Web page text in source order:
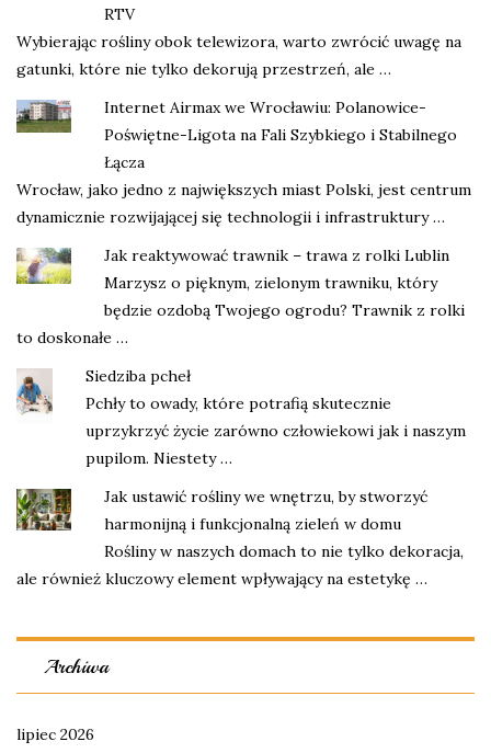
RTV
Wybierając rośliny obok telewizora, warto zwrócić uwagę na
gatunki, które nie tylko dekorują przestrzeń, ale …
Internet Airmax we Wrocławiu: Polanowice-
Poświętne-Ligota na Fali Szybkiego i Stabilnego
Łącza
Wrocław, jako jedno z największych miast Polski, jest centrum
dynamicznie rozwijającej się technologii i infrastruktury …
Jak reaktywować trawnik – trawa z rolki Lublin
Marzysz o pięknym, zielonym trawniku, który
będzie ozdobą Twojego ogrodu? Trawnik z rolki
to doskonałe …
Siedziba pcheł
Pchły to owady, które potrafią skutecznie
uprzykrzyć życie zarówno człowiekowi jak i naszym
pupilom. Niestety …
Jak ustawić rośliny we wnętrzu, by stworzyć
harmonijną i funkcjonalną zieleń w domu
Rośliny w naszych domach to nie tylko dekoracja,
ale również kluczowy element wpływający na estetykę …
Archiwa
lipiec 2026